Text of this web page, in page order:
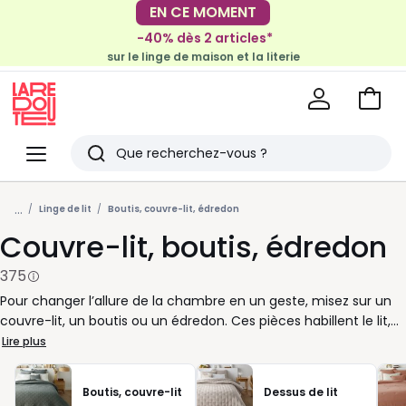
EN CE MOMENT
-30€ tous les 100€*
sur le meuble & la déco
-40% dès 2 articles*
sur le linge de maison et la literie
Menu
Redoute
Rechercher
Derniers
articles
vus
Voir
... Linge de lit Boutis, couvre-lit, édredon
Couvre-lit, boutis, édredon
375
Pour changer l’allure de la chambre en un geste, misez sur un
couvre-lit, un boutis ou un édredon. Ces pièces habillent le lit,
apportent du relief et permettent d’ajuster le confort selon la
saison. Le couvre-lit structure l’ensemble et offre un rendu net
au quotidien. Le boutis, souvent matelassé, apporte du
caractère grâce à son jeu de surpiqûres. L’édredon, plus
Lire plus
Boutis, couvre-lit Dessus de lit